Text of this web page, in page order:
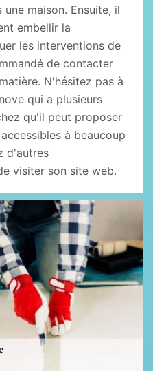
maison. Ensuite, il
embellir la
les interventions de
de contacter
N'hésitez pas à
qui a plusieurs
qu'il peut proposer
à beaucoup
d'autres
visiter son site web.